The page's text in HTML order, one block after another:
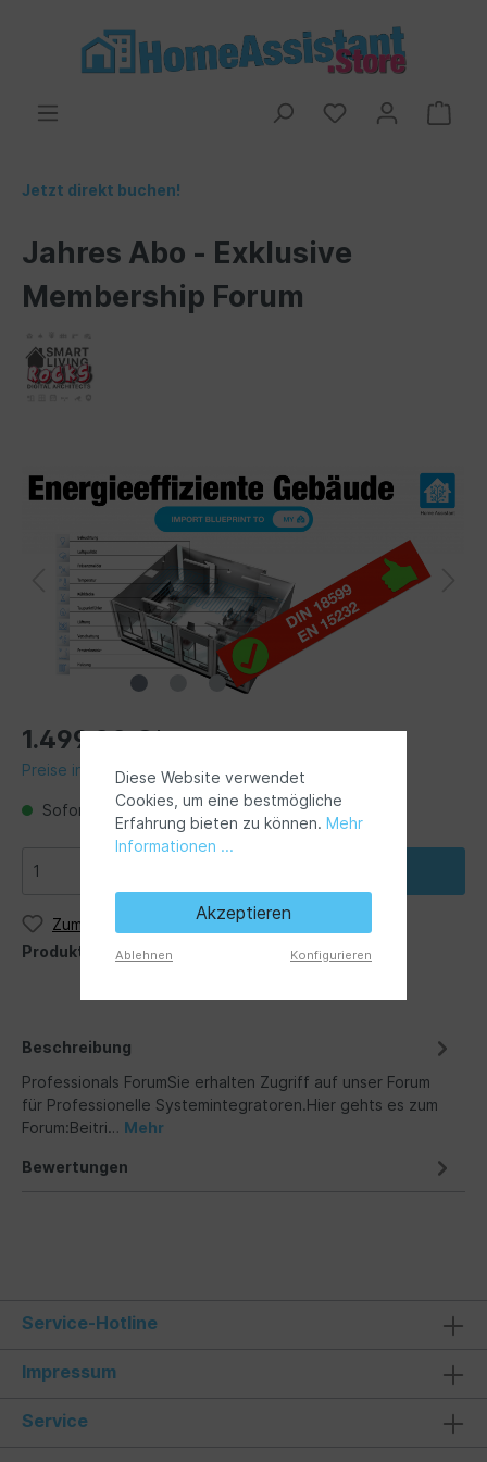
Jetzt direkt buchen!
Jahres Abo - Exklusive
Membership Forum
1.499,00 €*
Preise inkl. MwSt. zzgl. Versandkosten
Sofort verfügbar, Lieferzeit 1-3 Tage
Zum Merkzettel hinzufügen
Produktnummer:B2B-Members
Beschreibung
Professionals ForumSie erhalten Zugriff auf unser Forum
für Professionelle Systemintegratoren.Hier gehts es zum
Forum:Beitri… Mehr
Bewertungen
Service-Hotline
Impressum
Service
Diese Website verwendet
Cookies, um eine bestmögliche
Erfahrung bieten zu können. Mehr
Informationen ...
Akzeptieren
Ablehnen Konfigurieren